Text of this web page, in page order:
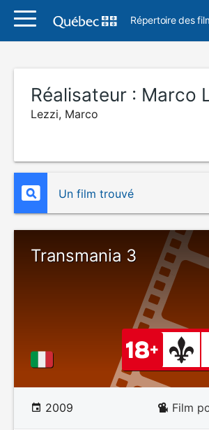
Répertoire des
Réalisateur : Marco
Lezzi, Marco
Un film trouvé
Transmania 3
2009 Film